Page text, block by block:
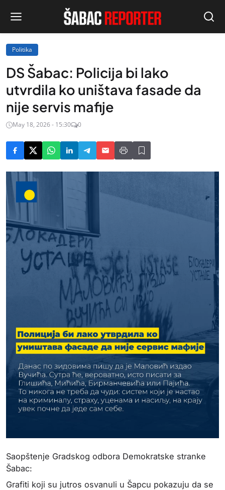
Politika
DS Šabac: Policija bi lako
utvrdila ko uništava fasade da
nije servis mafije
May 18, 2026 - 15:30 0
Saopštenje Gradskog odbora Demokratske stranke
Šabac:
Grafiti koji su jutros osvanuli u Šapcu pokazuju da se